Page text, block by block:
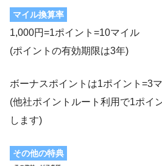
マイル換算率
1,000円=1ポイント=10マイル
(ポイントの有効期限は3年)
ボーナスポイントは1ポイント=3
(他社ポイントルート利用で1ポ
します)
その他の特典